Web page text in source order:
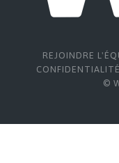
REJOINDRE
CONFIDENTIALITÉ
©